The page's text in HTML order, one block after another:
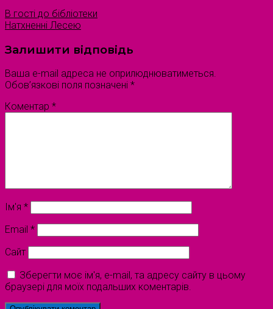
В гості до бібліотеки
Натхненні Лесею
Залишити відповідь
Ваша e-mail адреса не оприлюднюватиметься.
Обов’язкові поля позначені *
Коментар *
Ім'я *
Email *
Сайт
Зберегти моє ім'я, e-mail, та адресу сайту в цьому
браузері для моїх подальших коментарів.